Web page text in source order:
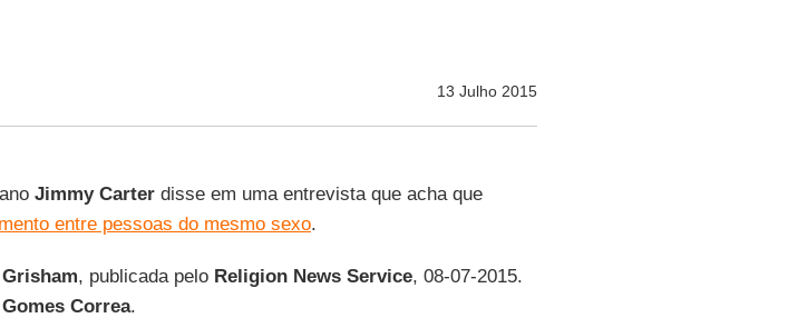
13 Julho 2015
Jimmy Carterdisse em uma entrevista que acha que
entre pessoas do mesmo sexo.
, publicada pelo Religion News Service, 08-07-2015.
Correa.